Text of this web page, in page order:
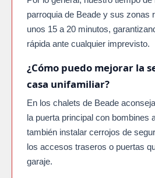
parroquia de Beade y sus zonas
unos 15 a 20 minutos,
rápida ante cualquier imprevisto.
¿Cómo puedo mejorar la
casa unifamiliar?
En los chalets de Beade
la puerta principal con bombines
también instalar cerrojos de
los accesos traseros o puertas
garaje.